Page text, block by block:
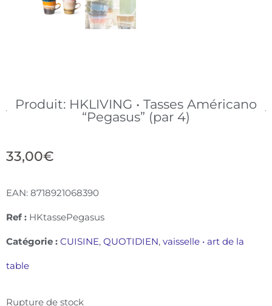
Produit: HKLIVING • Tasses Américano
“Pegasus” (par 4)
33,00€
EAN: 8718921068390
Ref : HKtassePegasus
Catégorie : CUISINE, QUOTIDIEN, vaisselle • art de la
table
Rupture de stock